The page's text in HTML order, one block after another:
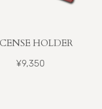
HOLDER
¥9,350